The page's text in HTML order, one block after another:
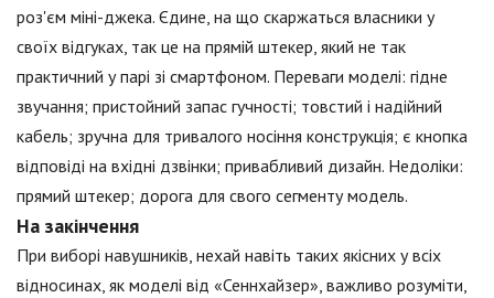
роз'єм міні-джека. Єдине, на що скаржаться власники у
своїх відгуках, так це на прямій штекер, який не так
практичний у парі зі смартфоном. Переваги моделі: гідне
звучання; пристойний запас гучності; товстий і надійний
кабель; зручна для тривалого носіння конструкція; є кнопка
відповіді на вхідні дзвінки; привабливий дизайн. Недоліки:
прямий штекер; дорога для свого сегменту модель.
На закінчення
При виборі навушників, нехай навіть таких якісних у всіх
відносинах, як моделі від «Сеннхайзер», важливо розуміти,